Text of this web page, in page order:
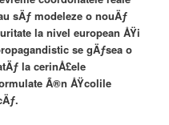
sÄƒ modeleze o nouÄƒ
la nivel european ÅŸi
se gÄƒsea o
la cerinÅ£ele
Ã®n ÅŸcolile